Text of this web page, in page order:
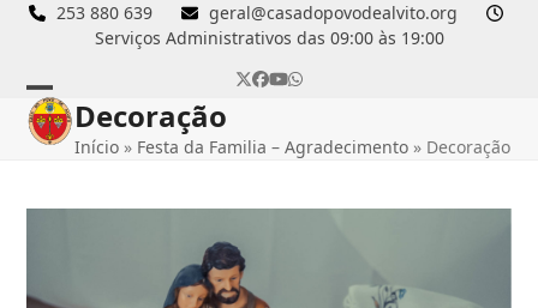
Skip
253 880 639
geral@casadopovodealvito.org
Serviços Administrativos das 09:00 às 19:00
Twitter
Facebook
YouTube
Whatsapp
Open
mobile
Close
mobile
Decoração
Início » Festa da Familia – Agradecimento » Decoração